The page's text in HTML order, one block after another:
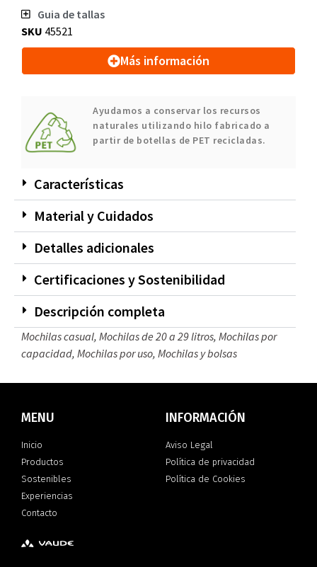
Guia de tallas
SKU 45521
Más información
Ayudamos a conservar los recursos
naturales utilizando hilo fabricado a
partir de botellas de PET recicladas.
Características
Material y Cuidados
Detalles adicionales
Certificaciones y Sostenibilidad
Descripción completa
Mochilas casual, Mochilas de 20 a 29 litros, Mochilas por
capacidad, Mochilas por uso, Mochilas y bolsas
MENU
Inicio
Productos
Sostenibles
Experiencias
Contacto
INFORMACIÓN
Aviso Legal
Política de privacidad
Política de Cookies